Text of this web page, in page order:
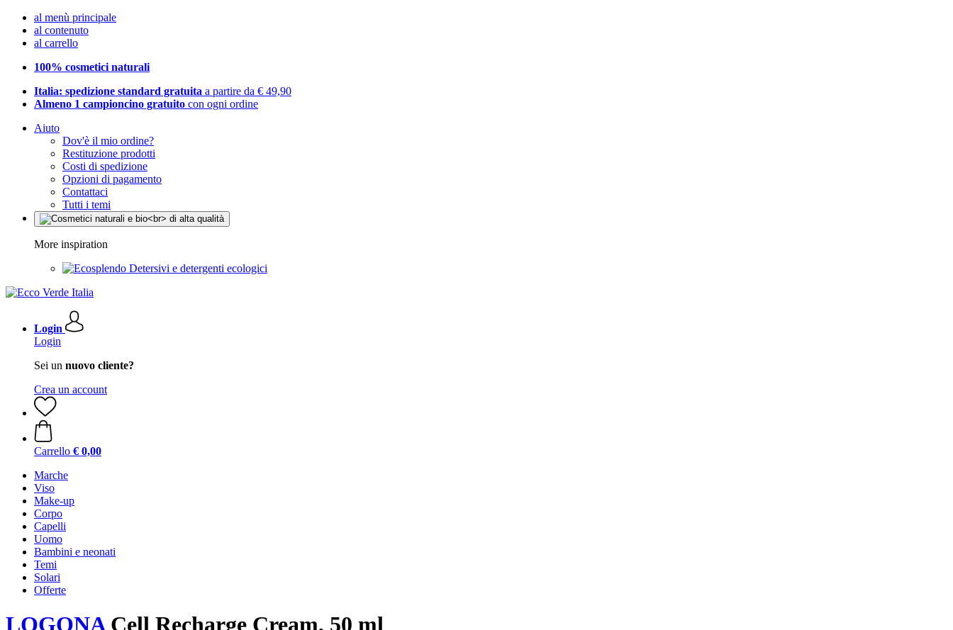
al menù principale
al contenuto
al carrello
100% cosmetici naturali
Italia: spedizione standard gratuita a partire da € 49,90
Almeno 1 campioncino gratuito con ogni ordine
Aiuto
Dov'è il mio ordine?
Restituzione prodotti
Costi di spedizione
Opzioni di pagamento
Contattaci
Tutti i temi
More inspiration
Detersivi e detergenti ecologici
Login
Login
Sei un nuovo cliente?
Crea un account
Carrello € 0,00
Marche
Viso
Make-up
Corpo
Capelli
Uomo
Bambini e neonati
Temi
Solari
Offerte
LOGONACell Recharge Cream, 50 ml